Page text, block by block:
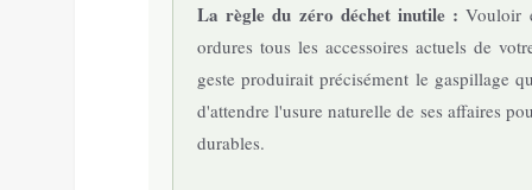
La règle du zéro déchet inutile : Vouloir
ordures tous les accessoires actuels de
geste produirait précisément le gaspillage
d'attendre l'usure naturelle de ses affaires
durables.